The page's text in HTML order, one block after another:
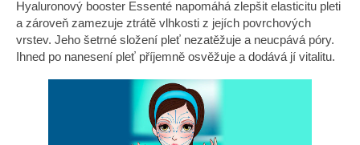
Hyaluronový booster Essenté napomáhá zlepšit elasticitu pleti
a zároveň zamezuje ztrátě vlhkosti z jejích povrchových
vrstev. Jeho šetrné složení pleť nezatěžuje a neucpává póry.
Ihned po nanesení pleť příjemně osvěžuje a dodává jí vitalitu.